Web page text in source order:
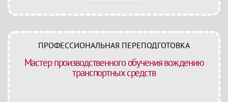
ПРОФЕССИОНАЛЬНАЯ ПЕРЕПОДГОТОВКА
Мастер производственного обучения вождению
транспортных средств